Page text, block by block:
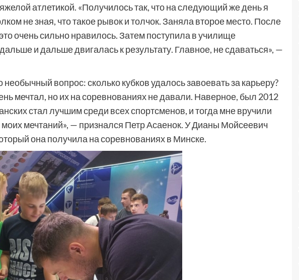
атлетикой. «Получилось так, что на следующий же день я
не зная, что такое рывок и толчок. Заняла второе место. После
очень сильно нравилось. Затем поступила в училище
и дальше двигалась к результату. Главное, не сдаваться», —
вопрос: сколько кубков удалось завоевать за карьеру?
мечтал, но их на соревнованиях не давали. Наверное, был 2012
стал лучшим среди всех спортсменов, и тогда мне вручили
мечтаний», — признался Петр Асаенок. У Дианы Мойсеевич
она получила на соревнованиях в Минске.